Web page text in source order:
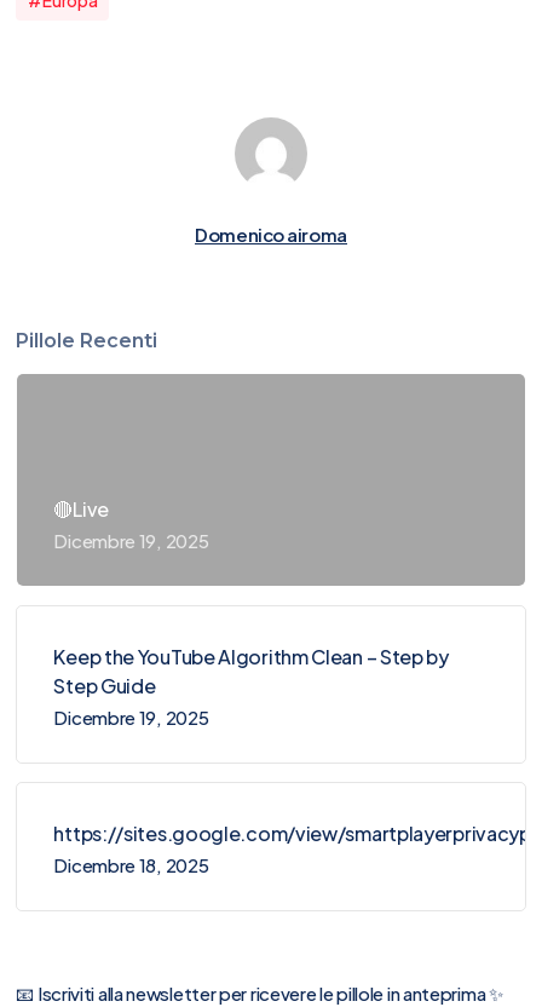
Domenico airoma
Pillole Recenti
🔴Live
Dicembre 19, 2025
Keep the YouTube Algorithm Clean – Step by
Step Guide
Dicembre 19, 2025
https://sites.google.com/view/
Dicembre 18, 2025
📧 Iscriviti alla newsletter per ricevere le pillole in anteprima ✨